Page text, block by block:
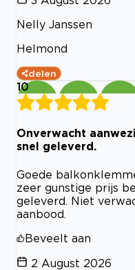
Nelly Janssen
Helmond
delen
10
Onverwacht
snel geleverd.
Goede
zeer gunstige prijs
geleverd. Niet
aanbood.
Beveelt aan
2 August 2026